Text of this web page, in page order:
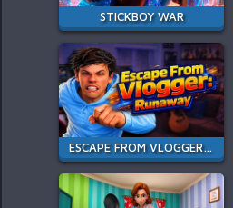
STICKBOY WAR
ESCAPE FROM VLOGGER: RUNAWAY